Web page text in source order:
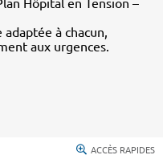
Hôpital en Tension –
à chacun,
aux urgences.
ACCÈS RAPIDES